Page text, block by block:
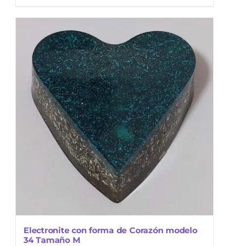
Electronite con forma de Corazón modelo
34 Tamaño M